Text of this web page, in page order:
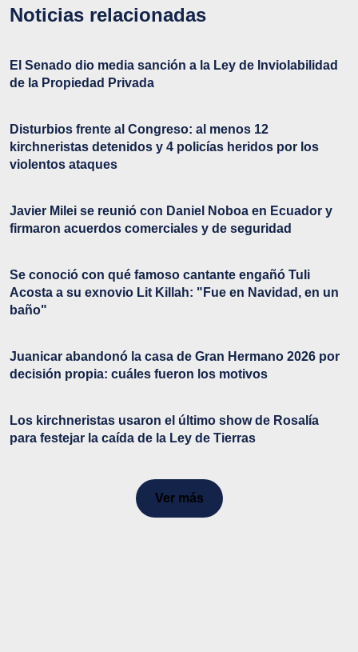
Noticias relacionadas
El Senado dio media sanción a la Ley de Inviolabilidad
de la Propiedad Privada
Disturbios frente al Congreso: al menos 12
kirchneristas detenidos y 4 policías heridos por los
violentos ataques
Javier Milei se reunió con Daniel Noboa en Ecuador y
firmaron acuerdos comerciales y de seguridad
Se conoció con qué famoso cantante engañó Tuli
Acosta a su exnovio Lit Killah: "Fue en Navidad, en un
baño"
Juanicar abandonó la casa de Gran Hermano 2026 por
decisión propia: cuáles fueron los motivos
Los kirchneristas usaron el último show de Rosalía
para festejar la caída de la Ley de Tierras
Ver más